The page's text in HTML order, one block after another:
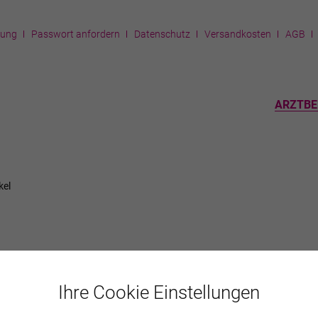
Passwort anfordern Datenschutz Versandkosten AGB
Ihre Cookie Einstellungen